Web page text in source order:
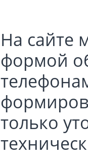
На сайте
формой
только